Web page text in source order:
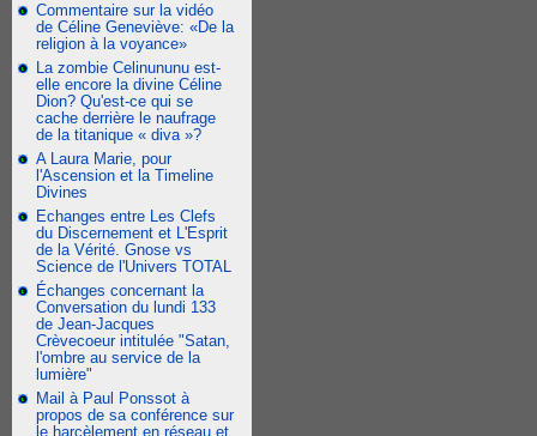
Commentaire sur la vidéo
de Céline Geneviève: «De la
religion à la voyance»
La zombie Celinununu est-
elle encore la divine Céline
Dion? Qu'est-ce qui se
cache derrière le naufrage
de la titanique « diva »?
A Laura Marie, pour
l'Ascension et la Timeline
Divines
Echanges entre Les Clefs
du Discernement et L'Esprit
de la Vérité. Gnose vs
Science de l'Univers TOTAL
Échanges concernant la
Conversation du lundi 133
de Jean-Jacques
Crèvecoeur intitulée "Satan,
l'ombre au service de la
lumière"
Mail à Paul Ponssot à
propos de sa conférence sur
le harcèlement en réseau et